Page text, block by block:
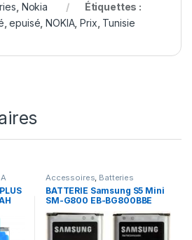
Nokia
Étiquettes :
,epuisé ,NOKIA,Prix Tunisie
Accessoires, Batteries
BATTERIE Samsung S5 Mini
SM-G800 EB-BG800BBE